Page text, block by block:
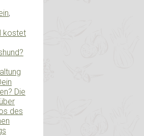
,
kostet
Die
des